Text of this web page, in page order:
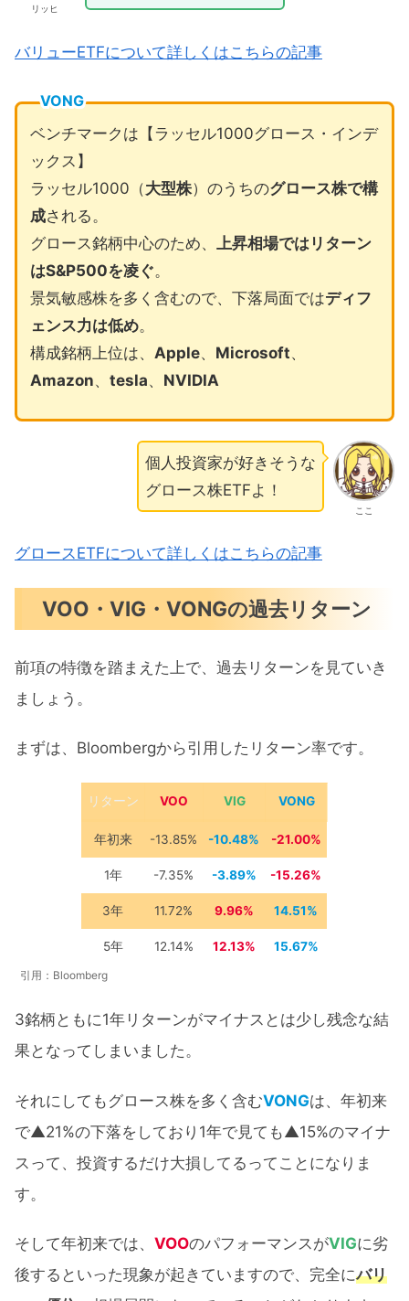
リッヒ
バリューETFについて詳しくはこちらの記事
VONG
ベンチマークは【ラッセル1000グロース・インデ
ックス】
ラッセル1000（大型株）のうちのグロース株で構
成される。
グロース銘柄中心のため、
上昇相場ではリターン
はS&P500を凌ぐ。
景気敏感株を多く含むので、下落局面ではディフ
ェンス力は低め。
構成銘柄上位は、 Apple、 Microsoft、
Amazon、 tesla、 NVIDIA
ここ
個人投資家が好きそうな
グロース株ETFよ！
グロースETFについて詳しくはこちらの記事
VOO・VIG・VONGの過去リターン
前項の特徴を踏まえた上で、過去リターンを見ていき
ましょう。
まずは、Bloombergから引用したリターン率です。
リターン VOO VIG VONG
年初来 -13.85% -10.48% -21.00%
1年 -7.35% -3.89% -15.26%
3年 11.72% 9.96% 14.51%
5年 12.14% 12.13% 15.67%
引用：Bloomberg
3銘柄ともに1年リターンがマイナスとは少し残念な結
果となってしまいました。
それにしてもグロース株を多く含むVONGは、年初来
で▲21%の下落をしており1年で見ても▲15%のマイナ
スって、投資するだけ大損してるってことになりま
す。
そして年初来では、 VOOのパフォーマンスがVIGに劣
後するといった現象が起きていますので、完全にバリ